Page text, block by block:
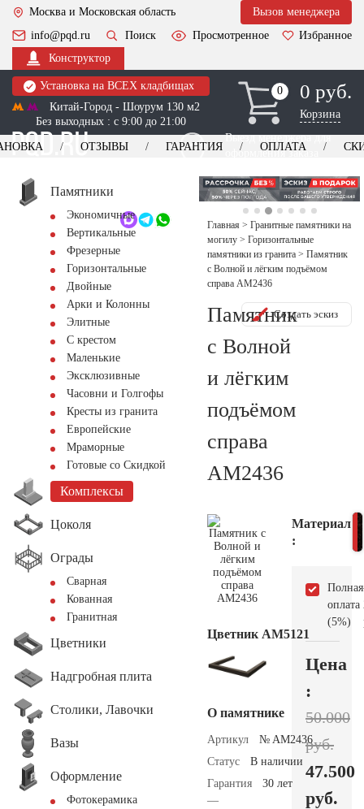
Москва и Московская область
Вызов менеджера
info@pqd.ru
Поиск Просмотренное
Избранное
Конструктор
Установка на ВСЕХ кладбищах
Китай-Город - Шоурум 130 м2
Без выходных : с 9:00 до 21:00
0
0 0 руб.
Корзина
Выезд менеджера для
оформления заказа
+7 (495) 518-44-23
Обратный звонок
ОТЗЫВЫ ГАРАНТИЯ ОПЛАТА
Памятники
Экономичные
Вертикальные
Фрезерные
Горизонтальные
Двойные
Арки и Колонны
Элитные
С крестом
Маленькие
Эксклюзивные
Часовни и Голгофы
Кресты из гранита
Европейские
Мраморные
Готовые со Скидкой
Комплексы
Цоколя
Ограды
Сварная
Кованная
Гранитная
Цветники
Надгробная плита
Столики, Лавочки
Вазы
Оформление
Фотокерамика
Главная > Гранитные памятники на
могилу > Горизонтальные
памятники из гранита > Памятник
с Волной и лёгким подъёмом
справа AM2436
Памятник
с Волной
и лёгким
подъёмом
справа
AM2436
Создать эскиз
Цветник АМ5121
О памятнике
Артикул
№ AM2436
Статус
В наличии
Гарантия
—
30 лет
Материал
:
Полная
оплата
(5%)
Цена
:
50.000
руб.
47.500
руб.